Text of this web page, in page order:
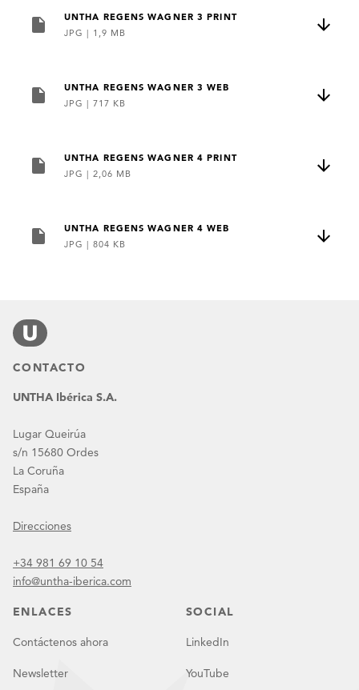
UNTHA REGENS WAGNER 3 PRINT
JPG | 1,9 MB
UNTHA REGENS WAGNER 3 WEB
JPG | 717 KB
UNTHA REGENS WAGNER 4 PRINT
JPG | 2,06 MB
UNTHA REGENS WAGNER 4 WEB
JPG | 804 KB
CONTACTO
UNTHA Ibérica S.A.
Lugar Queirúa
s/n 15680 Ordes
La Coruña
España
Direcciones
+34 981 69 10 54
info@untha-iberica.com
ENLACES
Contáctenos ahora
Newsletter
SOCIAL
LinkedIn
YouTube